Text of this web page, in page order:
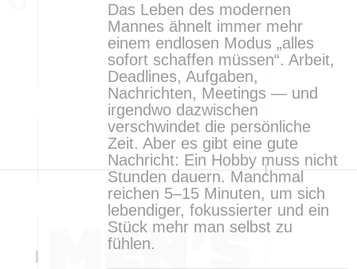
Das Leben des modernen
Mannes ähnelt immer mehr
einem endlosen Modus „alles
sofort schaffen müssen“. Arbeit,
Deadlines, Aufgaben,
Nachrichten, Meetings — und
irgendwo dazwischen
verschwindet die persönliche
Zeit. Aber es gibt eine gute
Nachricht: Ein Hobby muss nicht
Stunden dauern. Manchmal
reichen 5–15 Minuten, um sich
lebendiger, fokussierter und ein
Stück mehr man selbst zu
fühlen.